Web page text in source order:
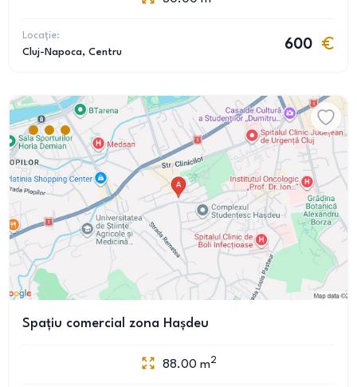
Locație:
Cluj-Napoca, Centru
600
Spațiu comercial zona Hașdeu
88.00 m2